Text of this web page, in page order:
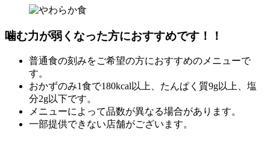
噛む力が弱くなった方におすすめです！！
普通食の刻みをご希望の方におすすめのメニューで
す。
おかずのみ1食で180kcal以上、たんぱく質9g以上、塩
分2g以下です。
メニューによって品数が異なる場合があります。
一部提供できない店舗がございます。